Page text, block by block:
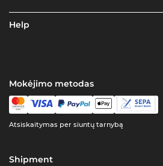
Help
Mokėjimo metodas
Atsiskaitymas per siuntų tarnybą
Shipment